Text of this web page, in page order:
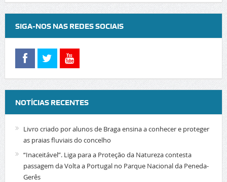
SIGA-NOS NAS REDES SOCIAIS
NOTÍCIAS RECENTES
Livro criado por alunos de Braga ensina a conhecer e proteger
as praias fluviais do concelho
“Inaceitável”. Liga para a Proteção da Natureza contesta
passagem da Volta a Portugal no Parque Nacional da Peneda-
Gerês